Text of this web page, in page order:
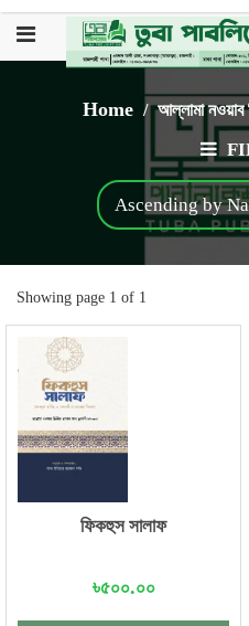
Home / আল্লামা নওয়াব
Showing page 1 of 1
ফিকহুস সালাফ
৳৫০০.০০